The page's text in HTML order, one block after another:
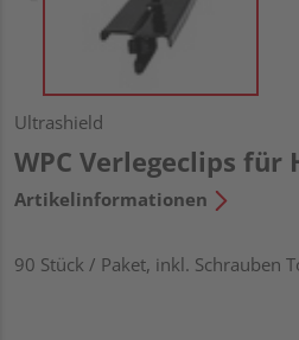
Ultrashield
WPC Verlegeclips für
Artikelinformationen
90 Stück / Paket, inkl. Schrauben